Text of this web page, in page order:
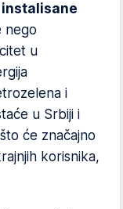
instalisane
nego
u
i
u Srbiji i
će značajno
korisnika,